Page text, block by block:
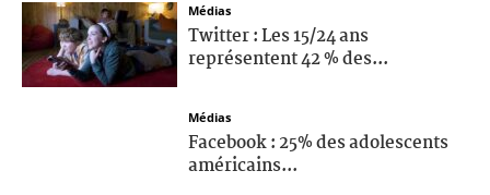
Médias
Twitter : Les 15/24 ans
représentent 42 % des...
Médias
Facebook : 25% des adolescents
américains...